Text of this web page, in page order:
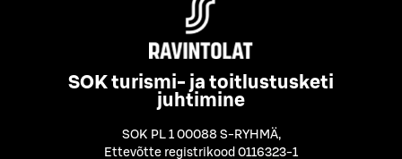
SOK turismi- ja toitlustusketi
juhtimine
SOK PL 1 00088 S-RYHMÄ,
Ettevõtte registrikood 0116323-1